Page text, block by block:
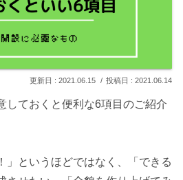
2021.06.15 2021.06.14
しておくと便利な6項目のご紹介
」というほどではなく、「できる